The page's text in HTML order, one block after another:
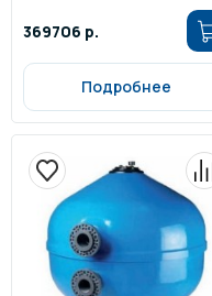
369706 р.
Подробнее